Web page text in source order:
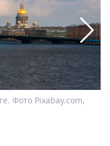
Фото Pixabay.com,